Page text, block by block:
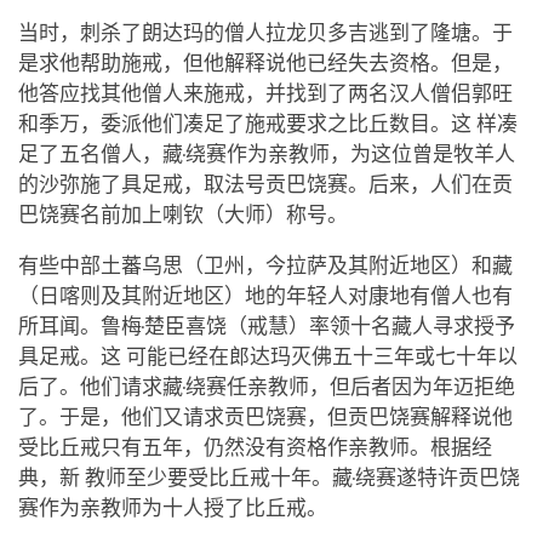
当时，刺杀了朗达玛的僧人拉龙贝多吉逃到了隆塘。于
是求他帮助施戒，但他解释说他已经失去资格。但是，
他答应找其他僧人来施戒，并找到了两名汉人僧侣郭旺
和季万，委派他们凑足了施戒要求之比丘数目。这 样凑
足了五名僧人，藏·绕赛作为亲教师，为这位曾是牧羊人
的沙弥施了具足戒，取法号贡巴饶赛。后来，人们在贡
巴饶赛名前加上喇钦（大师）称号。
有些中部土蕃乌思（卫州，今拉萨及其附近地区）和藏
（日喀则及其附近地区）地的年轻人对康地有僧人也有
所耳闻。鲁梅·楚臣喜饶（戒慧）率领十名藏人寻求授予
具足戒。这 可能已经在郎达玛灭佛五十三年或七十年以
后了。他们请求藏·绕赛任亲教师，但后者因为年迈拒绝
了。于是，他们又请求贡巴饶赛，但贡巴饶赛解释说他
受比丘戒只有五年，仍然没有资格作亲教师。根据经
典，新 教师至少要受比丘戒十年。藏·绕赛遂特许贡巴饶
赛作为亲教师为十人授了比丘戒。